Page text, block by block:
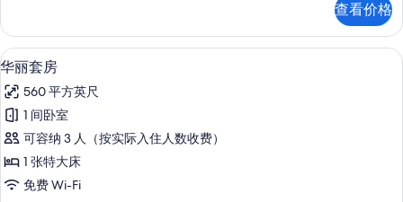
的
所
有
照
片
阳
台
更
信
息
查看价格
显
示
华
丽
套
房
华丽套房 | 高档床上用品、记忆海绵
4
华丽套房
560 平方英尺
1 间卧室
可容纳 3 人（按实际入住人数收费）
1 张特大床
免费 Wi-Fi